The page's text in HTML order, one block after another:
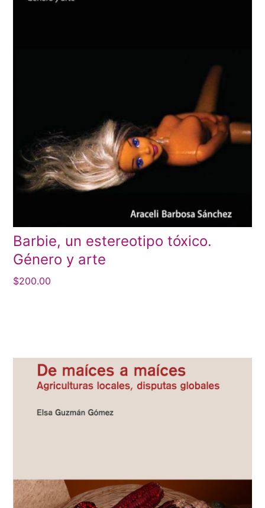
Barbie, un estereotipo tóxico.
Género y arte
$200.00